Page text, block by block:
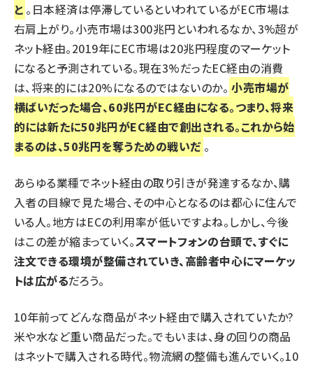
と 。日本経済は停滞しているといわれているがEC市場は
右肩上がり。小売市場は300兆円といわれるなか、3%超が
ネット経由。2019年にEC市場は20兆円程度のマーケット
になると予測されている。現在3%だったEC経由の消費
は、将来的には20%になるのではないのか。 小売市場が
横ばいだった場合、60兆円がEC経由になる。つまり、将来
的には新たに50兆円がEC経由で創出される。これから始
まるのは、50兆円を奪うための戦いだ 。
あらゆる業種でネット経由の取り引きが発達するなか、購
入者の目線で見た場合、その中心となるのは都心に住んで
いる人。地方はECの利用率が低いですよね。しかし、今後
はこの差が縮まっていく。スマートフォンの台頭で、すぐに
注文できる環境が整備されていき、高齢者中心にマーケッ
トは広がるだろう。
10年前ってどんな商品がネット経由で購入されていたか?
米や水など重い商品だった。でもいまは、身の回りの商品
はネットで購入される時代。物流網の整備も進んでいく。10